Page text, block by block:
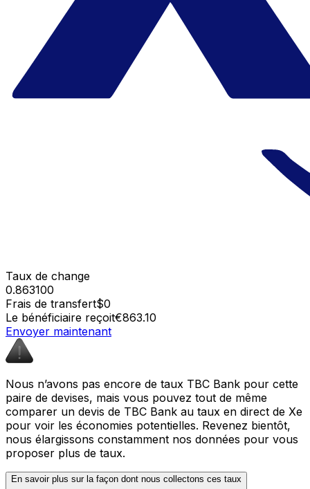
Taux de change
0.863100
Frais de transfert$0
Le bénéficiaire reçoit€863.10
Envoyer maintenant
Nous n’avons pas encore de taux TBC Bank pour cette
paire de devises, mais vous pouvez tout de même
comparer un devis de TBC Bank au taux en direct de Xe
pour voir les économies potentielles. Revenez bientôt,
nous élargissons constamment nos données pour vous
proposer plus de taux.
En savoir plus sur la façon dont nous collectons ces taux